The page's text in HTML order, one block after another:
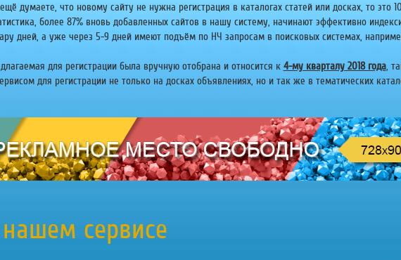
думаете, что новому сайту не нужна регистрация в каталогах статей или досках, то это
более 87% вновь добавленных сайтов в нашу систему, начинают эффективно
дней, а уже через 5-9 дней имеют подъём по НЧ запросам в поисковых системах,
для регистрации была вручную отобрана и относится к 4-му кварталу 2018 года,
для регистрации не только на досках объявлениях, но и так же в тематических
сервисе